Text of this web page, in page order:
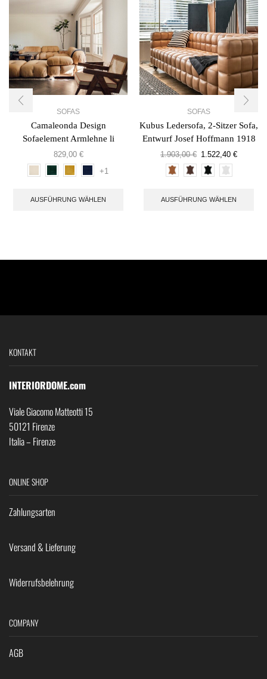
SOFAS
Camaleonda Design
Sofaelement Armlehne li
829,00 €
+1
AUSFÜHRUNG WÄHLEN
SOFAS
Kubus Ledersofa, 2-Sitzer Sofa,
Entwurf Josef Hoffmann 1918
1.903,00€ 1.522,40 €
AUSFÜHRUNG WÄHLEN
KONTAKT
INTERIORDOME.com
Viale Giacomo Matteotti 15
50121 Firenze
Italia – Firenze
ONLINE SHOP
Zahlungsarten
Versand & Lieferung
Widerrufsbelehrung
COMPANY
AGB